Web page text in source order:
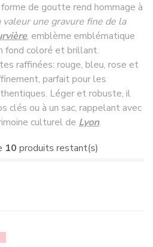
de goutte rend hommage à
une gravure fine de la
, emblème emblématique
fond coloré et brillant.
raffinées: rouge, bleu, rose et
parfait pour les
Léger et robuste, il
clés ou à un sac, rappelant avec
culturel de Lyon.
10 produits restant(s)